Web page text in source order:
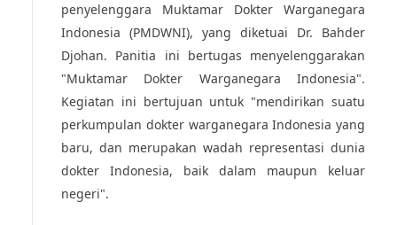
penyelenggara Muktamar Dokter Warganegara
Indonesia (PMDWNI), yang diketuai Dr. Bahder
Djohan. Panitia ini bertugas menyelenggarakan
"Muktamar Dokter Warganegara Indonesia".
Kegiatan ini bertujuan untuk "mendirikan suatu
perkumpulan dokter warganegara Indonesia yang
baru, dan merupakan wadah representasi dunia
dokter Indonesia, baik dalam maupun keluar
negeri".